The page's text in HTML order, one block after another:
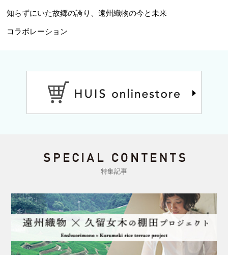
知らずにいた故郷の誇り、遠州織物の今と未来
コラボレーション
特集記事